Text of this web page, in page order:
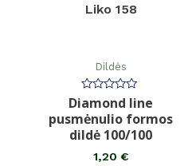
Liko 158
Dildės
Įvertinimas:
0
iš
5
Diamond line
pusmėnulio formos
dildė 100/100
1,20 €